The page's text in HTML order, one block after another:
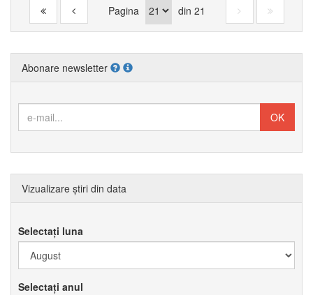
Pagina din 21
Abonare newsletter
Vizualizare știri din data
Selectați luna
Selectați anul